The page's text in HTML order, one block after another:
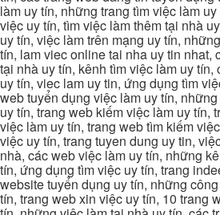
làm uy tín, những trang tìm việc làm
việc uy tín, tìm việc làm thêm tại nhà
uy tín, việc làm trên mạng uy tín,
tín, lam viec online tai nha uy tin nhat,
tại nhà uy tín, kênh tìm việc làm uy
uy tín, viec lam uy tin, ứng dụng tìm
web tuyển dụng việc làm uy tín,
uy tín, trang web kiếm việc làm uy tín,
việc làm uy tín, trang web tìm kiếm
việc uy tín, trang tuyen dung uy tin,
nhà, các web việc làm uy tín, những
tín, ứng dụng tìm việc uy tín, trang
website tuyển dụng uy tín, những
tín, trang web xin việc uy tín, 10 trang